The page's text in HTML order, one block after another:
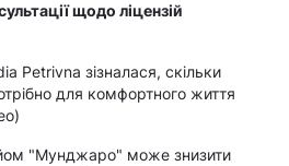
щодо ліцензій
Petrivna зізналася, скільки
для комфортного життя
"Мунджаро" може знизити